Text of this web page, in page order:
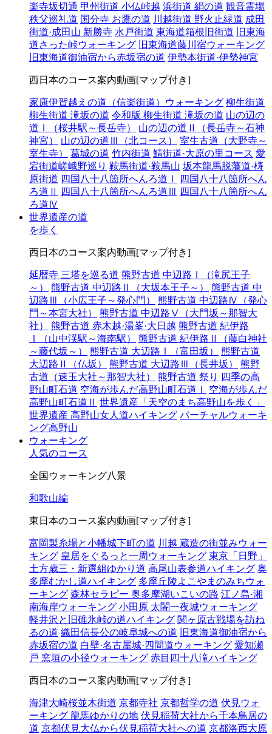
楽寺坂切通 甲州街道 小仏峠越 浜街道 絹の道 観音霊場
秩父巡礼道 国分寺 お鷹の道 川越街道 野火止緑道 成田
街道·成田山 新勝寺 水戸街道 東海道箱根旧街道
旧東海
道さった峠ウォーキング
旧東海道藤川宿ウォーキング
旧東海道御油宿から赤坂宿の道 伊勢本街道·伊勢神宮
西日本のコース案内動画[マップ付き]
家康伊賀越えの道（信楽街道）ウォーキング 柳生街道
柳生街道 滝坂の道 令和版 柳生街道 滝坂の道 山の辺の
道Ⅰ（桜井駅～長岳寺）
山の辺の道Ⅱ（長岳寺～石神
神宮）
山の辺の道Ⅲ（北コース）
室生古道（大野寺～
室生寺）
葛城の道 竹内街道 鯖街道·大原の里コース 愛
宕街道嵯峨野巡り 鞍馬街道·鞍馬山 坂本龍馬脱藩道·梼
原街道 四国八十八箇所へんろ道Ⅰ
四国八十八箇所へん
ろ道Ⅱ
四国八十八箇所へんろ道Ⅲ 四国八十八箇所へん
ろ道Ⅳ
世界遺産の道
を歩く
西日本のコース案内動画[マップ付き]
延暦寺 三塔を巡る道 熊野古道 中辺路Ⅰ（滝尻王子
～）
熊野古道 中辺路Ⅱ（大坂本王子～）
熊野古道 中
辺路Ⅲ（小広王子～発心門）
熊野古道 中辺路Ⅳ（発心
門～本宮大社）
熊野古道 中辺路Ⅴ（大門坂～那智大
社）
熊野古道 赤木越·湯峯·大日越 熊野古道 紀伊路
Ⅰ（山中渓駅～海南駅）
熊野古道 紀伊路Ⅱ（藤白神社
～藤代坂～）
熊野古道 大辺路Ⅰ（富田坂）
熊野古道
大辺路Ⅱ（仏坂）
熊野古道 大辺路Ⅲ（長井坂）
熊野
古道（速玉大社～那智大社）
熊野古道 祭り
四季の高
野山町石道 空海が歩んだ高野山町石道Ⅰ
空海が歩んだ
高野山町石道Ⅱ 世界遺産「天空のまち高野山を歩く」
世界遺産 高野山女人道ハイキング バーチャルウォーキ
ング高野山
ウォーキング
人気のコース
全国ウォーキング八景
和歌山編
東日本のコース案内動画[マップ付き]
富岡製糸場と小幡城下町の道 川越 蔵造の街並みウォー
キング 皇居をぐるっと一周ウォーキング 東京「日野」
土方歳三・新選組ゆかり道 高尾山表参道ハイキング 奥
多摩むかし道ハイキング 多摩丘陵よこやまのみちウォ
ーキング 森林セラピー 奥多摩湖いこいの路 江ノ島·湘
南海岸ウォーキング 小田原 太閤一夜城ウォーキング
軽井沢と旧碓氷峠の道ハイキング 関ヶ原古戦場を訪ね
るの道 織田信長公の岐阜城への道
旧東海道御油宿から
赤坂宿の道 白壁·名古屋城·四間道ウォーキング 愛知瀬
戸 窯垣の小径ウォーキング 赤目四十八滝ハイキング
西日本のコース案内動画[マップ付き]
海津大崎桜並木街道 京都寺社 京都哲学の道 伏見ウォ
ーキング 龍馬ゆかりの地 伏見稲荷大社から千本鳥居の
道 京都伏見大仏から伏見稲荷大社への道 京都洛西大原